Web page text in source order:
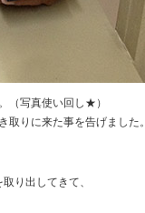
（写真使い回し★）
取りに来た事を告げました。
り出してきて、